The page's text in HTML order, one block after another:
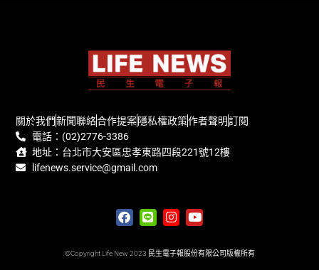
關於我們新聞聯絡合作提案隱私權政策作者聲明訂閱
電話：(02)2776-3386
地址：台北市大安區忠孝東路四段221號12樓
lifenews.service@gmail.com
©Copyright Life New 2023 民生電子報股份有限公司版權所有